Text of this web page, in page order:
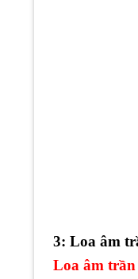
3: Loa âm
Loa âm trần